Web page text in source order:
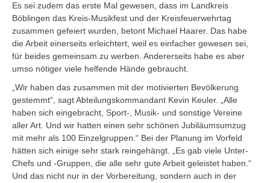
Es sei zudem das erste Mal gewesen, dass im Landkreis
Böblingen das Kreis-Musikfest und der Kreisfeuerwehrtag
zusammen gefeiert wurden, betont Michael Haarer. Das habe
die Arbeit einerseits erleichtert, weil es einfacher gewesen sei,
für beides gemeinsam zu werben. Andererseits habe es aber
umso nötiger viele helfende Hände gebraucht.
„Wir haben das zusammen mit der motivierten Bevölkerung
gestemmt“, sagt Abteilungskommandant Kevin Keuler. „Alle
haben sich eingebracht, Sport-, Musik- und sonstige Vereine
aller Art. Und wir hatten einen sehr schönen Jubiläumsumzug
mit mehr als 100 Einzelgruppen.“ Bei der Planung im Vorfeld
hätten sich einige sehr stark reingehängt. „Es gab viele Unter-
Chefs und -Gruppen, die alle sehr gute Arbeit geleistet haben.“
Und das nicht nur in der Vorbereitung, sondern auch in der